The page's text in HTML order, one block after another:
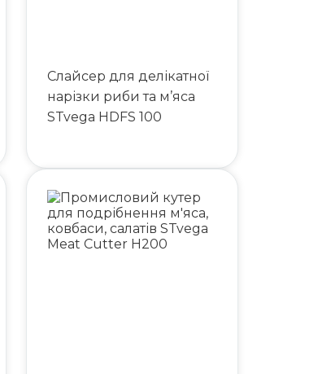
Слайсер для делікатної
нарізки риби та м’яса
STvega HDFS 100